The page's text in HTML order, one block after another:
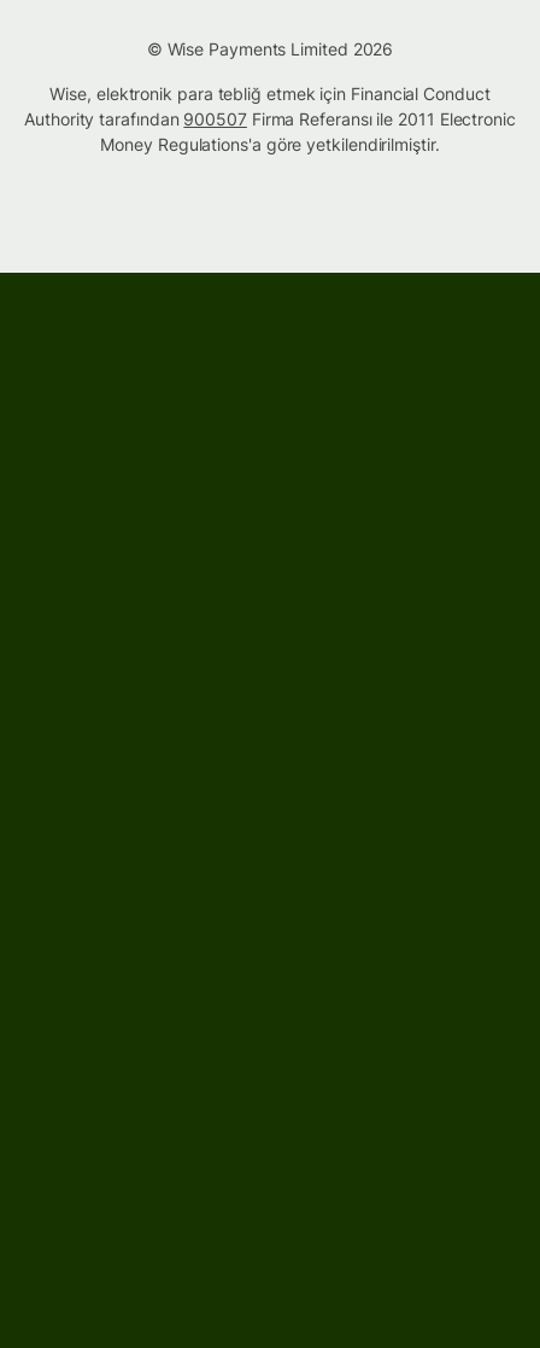
© Wise Payments Limited 2026
Wise, elektronik para tebliğ etmek için Financial Conduct
Authority tarafından 900507Firma Referansı ile 2011 Electronic
Money Regulations'a göre yetkilendirilmiştir.